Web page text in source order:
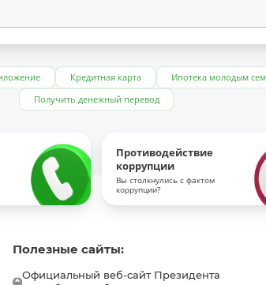
Кредитная карта Ипотека молодым
Получить денежный перевод
Противодействие
коррупции
Вы столкнулись с фактом
коррупции?
Полезные сайты:
Официальный веб-сайт Президента